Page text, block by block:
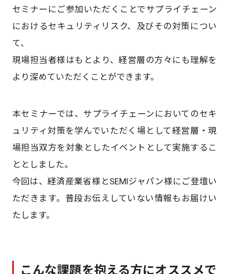
セミナーにご参加いただくことでサプライチェーン
におけるセキュリティリスク、及びその対策につい
て、​
現場担当者様はもとより、経営層の方々にも理解を
より深めていただくことができます。
本セミナーでは、サプライチェーンにおいてのセキ
ュリティ対策を学んでいただく場として経営層・現
場担当双方を対象としたイベントとして実施するこ
ととしました。
今回は、経済産業省様とSEMIジャパン様にご登壇い
ただきます。​普段お伝えしていない情報もお届けい
たします。
こんな課題を抱える方にオススメで